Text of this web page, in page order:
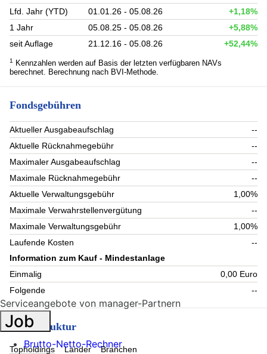
Lfd. Jahr (YTD) 01.01.26 - 05.08.26
+1,18%
1 Jahr
05.08.25 - 05.08.26
+5,88%
seit Auflage
21.12.16 - 05.08.26 +52,44%
1
Kennzahlen werden auf Basis der letzten verfügbaren NAVs
berechnet. Berechnung nach BVI-Methode.
Fondsgebühren
Aktueller Ausgabeaufschlag
--
Aktuelle Rücknahmegebühr
--
Maximaler Ausgabeaufschlag
--
Maximale Rücknahmegebühr
--
Aktuelle Verwaltungsgebühr
1,00%
Maximale Verwahrstellenvergütung
--
Maximale Verwaltungsgebühr
1,00%
Laufende Kosten
--
Information zum Kauf - Mindestanlage
Einmalig
0,00 Euro
Folgende
--
Fondsstruktur
Topholdings Länder Branchen
Serviceangebote von manager-Partnern
Job
Brutto-Netto-Rechner